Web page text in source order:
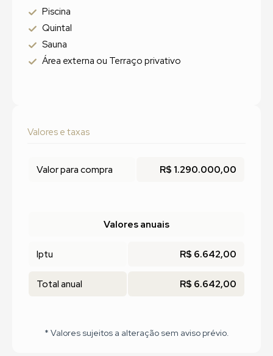
Piscina
Quintal
Sauna
Área externa ou Terraço privativo
Valores e taxas
Valor para compra R$ 1.290.000,00
Valores anuais
Iptu R$ 6.642,00
Total anual R$ 6.642,00
* Valores sujeitos a alteração sem aviso prévio.